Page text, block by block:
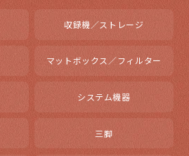
収録機／ストレージ
マットボックス／フィルター
システム機器
三脚